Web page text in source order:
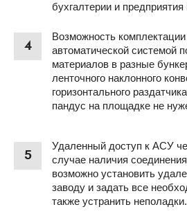
бухгалтерии и
4
Возможность
автоматической системой
материалов в разные
ленточного наклонного
горизонтального
пандус на площадке не
5
Удаленный доступ к АСУ
случае наличия
возможно установить
заводу и задать все
также устранить неполадки.